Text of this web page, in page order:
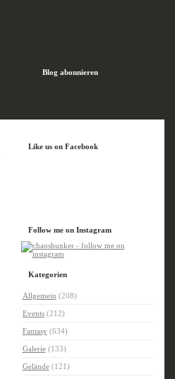
Blog abonnieren
Like us on Facebook
Follow me on Instagram
Kategorien
Allgemein (208)
Events(212)
Fantasy(634)
Galerie(133)
Gelände(121)